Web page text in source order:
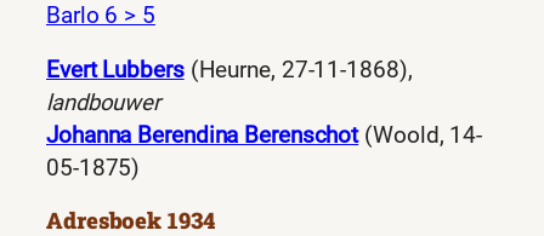
Barlo 6 > 5
Evert Lubbers(Heurne, 27-11-1868),
landbouwer
Johanna Berendina Berenschot(Woold, 14-
05-1875)
Adresboek 1934